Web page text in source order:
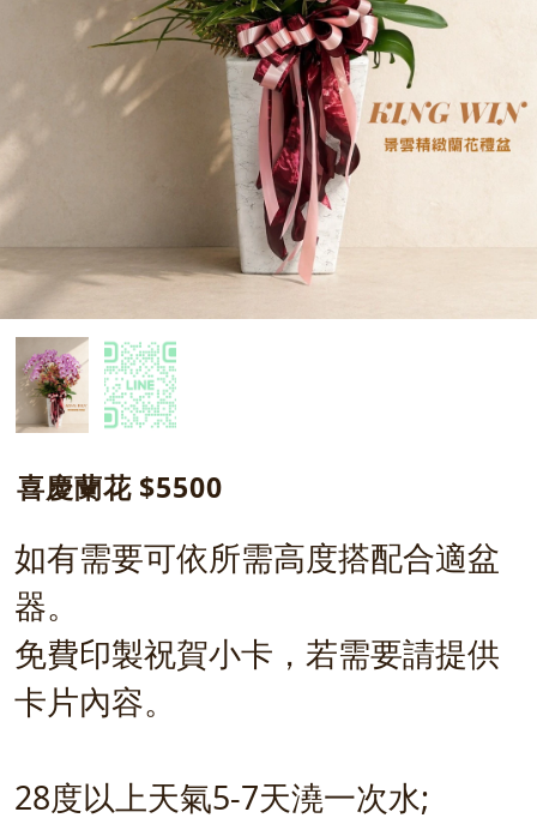
喜慶蘭花 $5500
如有需要可依所需高度搭配合適盆
器。
免費印製祝賀小卡，若需要請提供
卡片內容。
28度以上天氣5-7天澆一次水;